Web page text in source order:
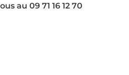
au 09 71 16 12 70